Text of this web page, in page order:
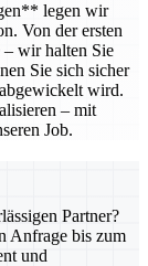
legen wir
Von der ersten
– wir halten Sie
Sie sich sicher
wird.
– mit
Job.
Partner?
Anfrage bis zum
und